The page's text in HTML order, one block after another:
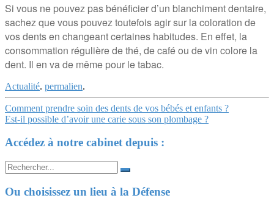
Si vous ne pouvez pas bénéficier d’un blanchiment dentaire,
sachez que vous pouvez toutefois agir sur la coloration de
vos dents en changeant certaines habitudes. En effet, la
consommation régulière de thé, de café ou de vin colore la
dent. Il en va de même pour le tabac.
Actualité. permalien.
Navigation
Article
Comment prendre soin des dents de vos bébés et enfants ?
Est-il possible d’avoir une carie sous son plombage ?
Accédez à notre cabinet depuis :
Search
for:
Ou choisissez un lieu à la Défense